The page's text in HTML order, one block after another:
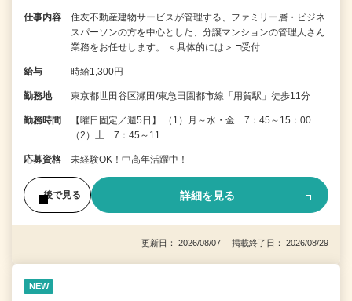
仕事内容
住友不動産建物サービスが管理する、ファミリー層・ビジネ
スパーソンの方を中心とした、分譲マンションの管理人さん
業務をお任せします。 ＜具体的には＞ □受付…
給与 時給1,300円
勤務地 東京都世田谷区瀬田/東急田園都市線「用賀駅」徒歩11分
勤務時間
【曜日固定／週5日】 （1）月～水・金 7：45～15：00
（2）土 7：45～11…
応募資格 未経験OK！中高年活躍中！
後で見る 詳細を見る
更新日： 2026/08/07 掲載終了日： 2026/08/29
NEW